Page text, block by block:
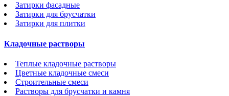
Затирки фасадные
Затирки для брусчатки
Затирки для плитки
Кладочные растворы
Теплые кладочные растворы
Цветные кладочные смеси
Строительные смеси
Растворы для брусчатки и камня